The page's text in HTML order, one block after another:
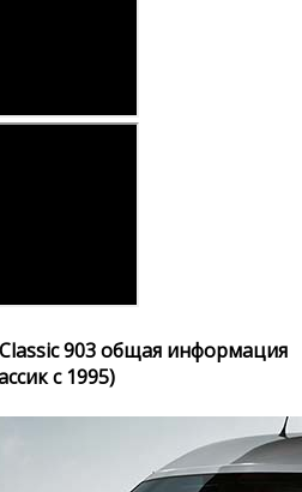
903 общая информация
с 1995)